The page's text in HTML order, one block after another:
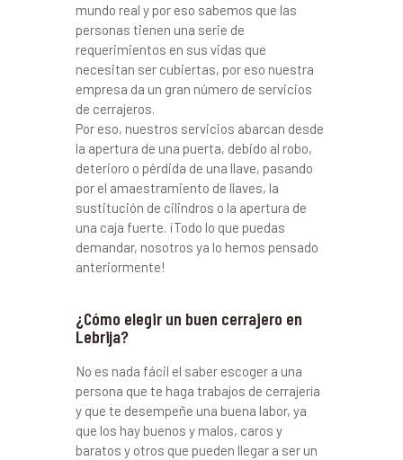
mundo real y por eso sabemos que las
personas tienen una serie de
requerimientos en sus vidas que
necesitan ser cubiertas, por eso nuestra
empresa da un gran número de servicios
de cerrajeros.
Por eso, nuestros servicios abarcan desde
la apertura de una puerta, debido al robo,
deterioro o pérdida de una llave, pasando
por el amaestramiento de llaves, la
sustitución de cilindros o la apertura de
una caja fuerte. ¡Todo lo que puedas
demandar, nosotros ya lo hemos pensado
anteriormente!
¿Cómo elegir un buen cerrajero en
Lebrija?
No es nada fácil el saber escoger a una
persona que te haga trabajos de cerrajería
y que te desempeñe una buena labor, ya
que los hay buenos y malos, caros y
baratos y otros que pueden llegar a ser un